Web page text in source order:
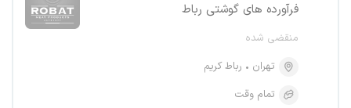
فرآورده های گوشتی رباط
منقضی شده
تهران
رباط کریم
تمام وقت